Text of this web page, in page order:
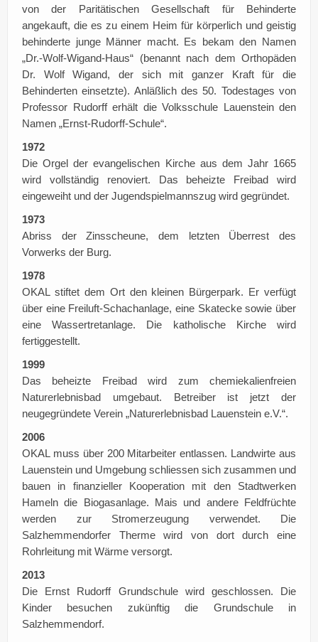
von der Paritätischen Gesellschaft für Behinderte
angekauft, die es zu einem Heim für körperlich und geistig
behinderte junge Männer macht. Es bekam den Namen
„Dr.-Wolf-Wigand-Haus“ (benannt nach dem Orthopäden
Dr. Wolf Wigand, der sich mit ganzer Kraft für die
Behinderten einsetzte). Anläßlich des 50. Todestages von
Professor Rudorff erhält die Volksschule Lauenstein den
Namen „Ernst-Rudorff-Schule“.
1972
Die Orgel der evangelischen Kirche aus dem Jahr 1665
wird vollständig renoviert. Das beheizte Freibad wird
eingeweiht und der Jugendspielmannszug wird gegründet.
1973
Abriss der Zinsscheune, dem letzten Überrest des
Vorwerks der Burg.
1978
OKAL stiftet dem Ort den kleinen Bürgerpark. Er verfügt
über eine Freiluft-Schachanlage, eine Skatecke sowie über
eine Wassertretanlage. Die katholische Kirche wird
fertiggestellt.
1999
Das beheizte Freibad wird zum chemiekalienfreien
Naturerlebnisbad umgebaut. Betreiber ist jetzt der
neugegründete Verein „Naturerlebnisbad Lauenstein e.V.“.
2006
OKAL muss über 200 Mitarbeiter entlassen. Landwirte aus
Lauenstein und Umgebung schliessen sich zusammen und
bauen in finanzieller Kooperation mit den Stadtwerken
Hameln die Biogasanlage. Mais und andere Feldfrüchte
werden zur Stromerzeugung verwendet. Die
Salzhemmendorfer Therme wird von dort durch eine
Rohrleitung mit Wärme versorgt.
2013
Die Ernst Rudorff Grundschule wird geschlossen. Die
Kinder besuchen zukünftig die Grundschule in
Salzhemmendorf.